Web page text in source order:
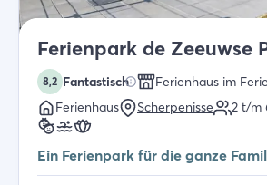
Ferienpark de Zeeuwse
8,2 Fantastisch
Ferienhaus im
Ferienhaus
Scherpenisse 2 t/m
Ein Ferienpark für die ganze